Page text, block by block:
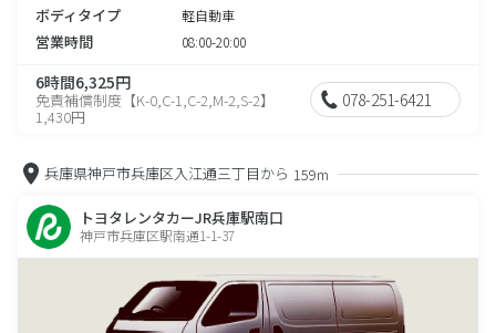
ボディタイプ 軽自動車
営業時間 08:00-20:00
6時間6,325円
免責補償制度【K-0,C-1,C-2,M-2,S-2】
1,430円
078-251-6421
兵庫県神戸市兵庫区入江通三丁目から 159m
トヨタレンタカーJR兵庫駅南口
神戸市兵庫区駅南通1-1-37